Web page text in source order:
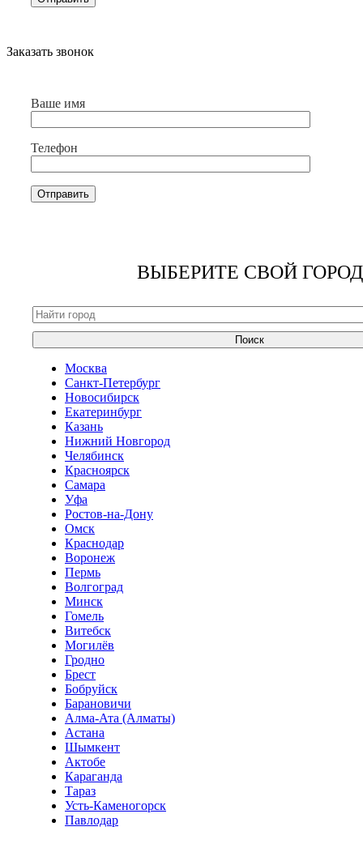
Заказать звонок
Ваше имя
Телефон
ВЫБЕРИТЕ СВОЙ ГОРОД
Поиск
Москва
Санкт-Петербург
Новосибирск
Екатеринбург
Казань
Нижний Новгород
Челябинск
Красноярск
Самара
Уфа
Ростов-на-Дону
Омск
Краснодар
Воронеж
Пермь
Волгоград
Минск
Гомель
Витебск
Могилёв
Гродно
Брест
Бобруйск
Барановичи
Алма-Ата (Алматы)
Астана
Шымкент
Актобе
Караганда
Тараз
Усть-Каменогорск
Павлодар